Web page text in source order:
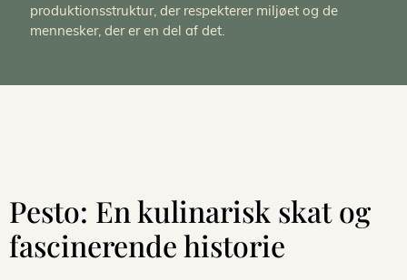
produktionsstruktur, der respekterer miljøet og de
mennesker, der er en del af det.
Pesto: En kulinarisk skat og
fascinerende historie